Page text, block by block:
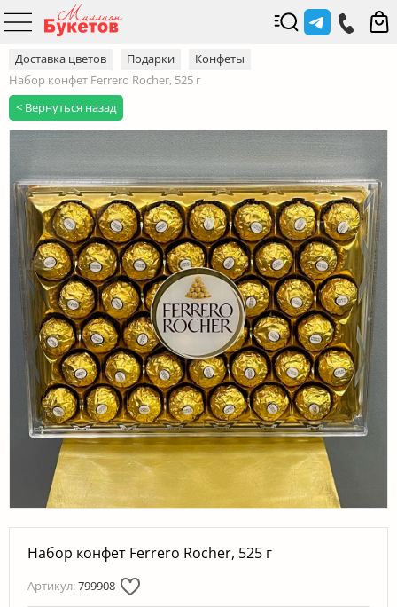
Доставка цветов Подарки
Конфеты
Набор конфет Ferrero Rocher, 525 г
< Вернуться назад
Набор конфет Ferrero Rocher, 525 г
Артикул:799908